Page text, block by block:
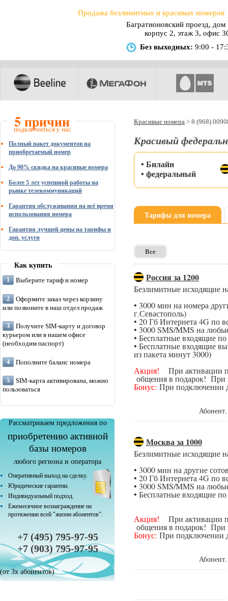
Продажа безлимитных и красивых номеров
Багратионовский проезд, дом
корпус 2, этаж 3, офис
Без выходных: 9:00 -
5 причин
подключиться у нас
Полный пакет документов на
приобретаемый номер
До 90% скидка на красивые номера
Более 5 лет успешной работы на
рынке телекоммуникаций
Гарантия обслуживания на всё время
использования номера
Гарантия лучшей цены на тарифы и
доп. услуги
Как купить
Выберите тариф и номер
Оформите заказ через корзину
или позвоните в наш отдел продаж
Получите SIM-карту и договор
курьером или в нашем офисе
(необходим паспорт)
Пополните баланс номера
SIM-карта активирована, можно
пользоваться
Рассматриваем предложения по
приобретению активной
базы номеров
любого региона и оператора
Оперативный выход на сделку.
Юридические гарантии.
Индивидуальный подход.
Ежемесячное вознаграждение на
протяжении всей "жизни абонентов".
+7 (495) 795-97-95
+7 (903) 795-97-95
(от 3х абонентов)
Красивые номера > 8 (968)
Красивый
• Билайн
• федеральный
Тарифы для номера
Все
Россия за 1200
Безлимитные исходящие
• 3000 мин на номера
г.Севастополь)
• 20 Гб Интернета 4G по
• 3000 SMS/MMS на
• Бесплатные входящие
• Бесплатные входящие
из пакета минут 3000)
Акция! При активации
общения в подарок! При
Бонус: При подключении
Москва за 1000
Безлимитные исходящие
• 3000 мин на другие
• 20 Гб Интернета 4G по
• 3000 SMS/MMS на
• Бесплатные входящие
Акция! При активации
общения в подарок! При
Бонус: При подключении